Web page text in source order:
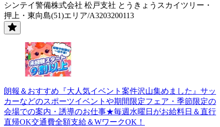
シンテイ警備株式会社 松戸支社 とうきょうスカイツリー・
押上・東向島(51)エリア/A3203200113
朗報＆おすすめ『大人気イベント案件沢山集めました』サッ
カーなどのスポーツイベントや期間限定フェア・季節限定の
会場での案内・誘導のお仕事★毎週水曜日がお給料日＆直行
直帰OK交通費全額支給＆WワークOK！